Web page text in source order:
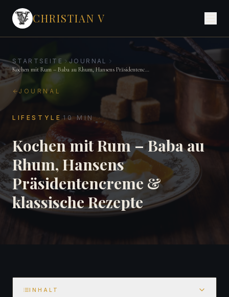
CHRISTIAN V
STARTSEITE JOURNAL
Kochen mit Rum – Baba au Rhum, Hansens Präsidentencreme & klassische Rezepte
JOURNAL
LIFESTYLE·10MIN
Kochen mit Rum – Baba au
Rhum, Hansens
Präsidentencreme &
klassische Rezepte
INHALT